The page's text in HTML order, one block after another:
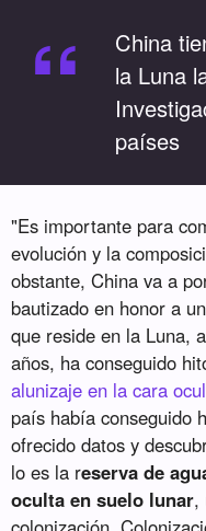
“
China
la Luna
países
"Es importante para
evolución y la
obstante, China va a
bautizado en honor a
que reside en la Luna,
años, ha conseguido
alunizaje en la cara
país había conseguido
ofrecido datos y
lo es la reserva de
oculta en suelo lunar,